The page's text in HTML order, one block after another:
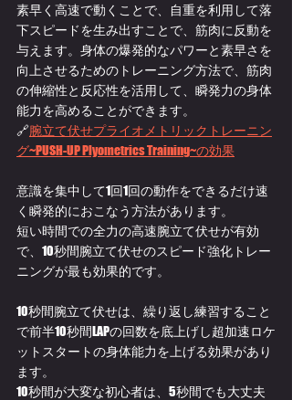
素早く高速で動くことで、自重を利用して落
下スピードを生み出すことで、筋肉に反動を
与えます。身体の爆発的なパワーと素早さを
向上させるためのトレーニング方法で、筋肉
の伸縮性と反応性を活用して、瞬発力の身体
能力を高めることができます。
🔗腕立て伏せプライオメトリックトレーニン
グ~PUSH-UP Plyometrics Training~の効果
意識を集中して1回1回の動作をできるだけ速
く瞬発的におこなう方法があります。
短い時間での全力の高速腕立て伏せが有効
で、10秒間腕立て伏せのスピード強化トレー
ニングが最も効果的です。
10秒間腕立て伏せは、繰り返し練習すること
で前半10秒間LAPの回数を底上げし超加速ロケ
ットスタートの身体能力を上げる効果があり
ます。
10秒間が大変な初心者は、5秒間でも大丈夫